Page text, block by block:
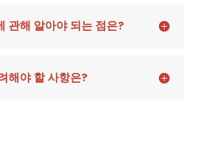
관해 알아야 되는 점은?
해야 할 사항은?